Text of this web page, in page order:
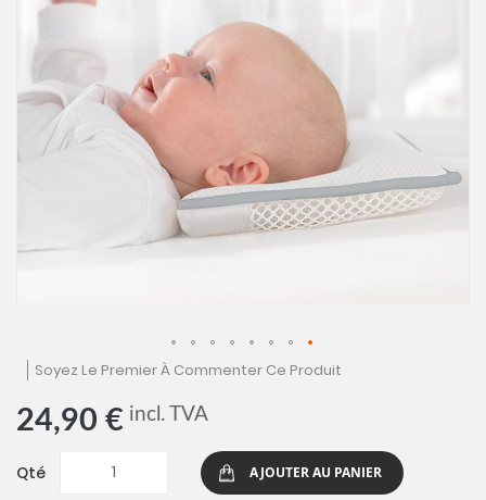
Soyez Le Premier À Commenter Ce Produit
24,90 € incl. TVA
Qté AJOUTER AU PANIER
Skip
to
the
beginning
images